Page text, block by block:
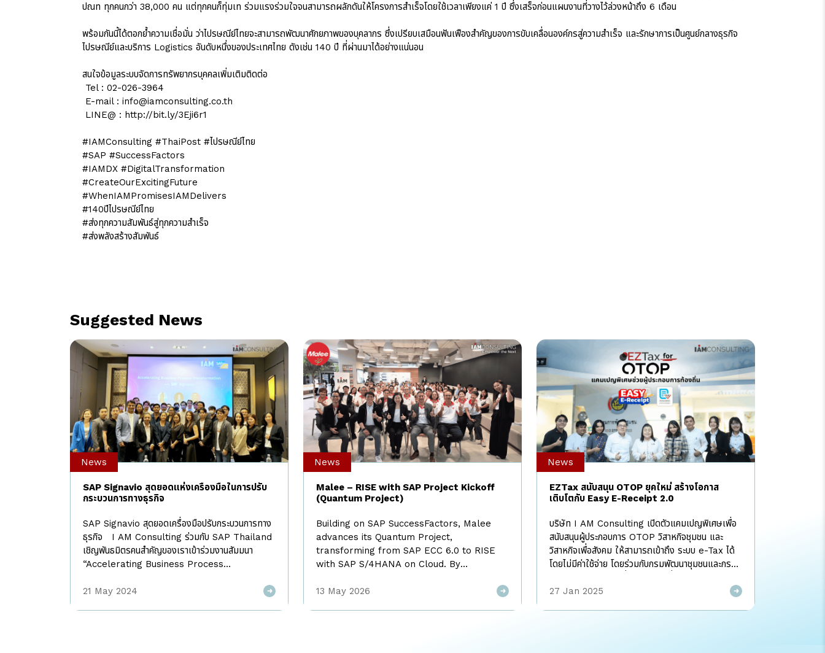
ปณท ทุกคนกว่า 38,000 คน แต่ทุกคนก็ทุ่มเท ร่วมแรงร่วมใจจนสามารถผลักดันให้โครงการสำเร็จโดยใช้เวลาเพียงแค่ 1 ปี ซึ่งเสร็จก่อนแผนงานที่วางไว้ล่วงหน้าถึง 6 เดือน
พร้อมกันนี้ได้ตอกย้ำความเชื่อมั่น ว่าไปรษณีย์ไทยจะสามารถพัฒนาศักยภาพของบุคลากร ซึ่งเปรียบเสมือนฟันเฟืองสำคัญของการขับเคลื่อนองค์กรสู่ความสำเร็จ และรักษาการเป็นศูนย์กลางธุรกิจ
ไปรษณีย์และบริการ Logistics อันดับหนึ่งของประเทศไทย ดังเช่น 140 ปี ที่ผ่านมาได้อย่างแน่นอน
สนใจข้อมูลระบบจัดการทรัพยากรบุคคลเพิ่มเติมติดต่อ
Tel : 02-026-3964
E-mail : info@iamconsulting.co.th
LINE@ : http://bit.ly/3Eji6r1
#IAMConsulting #ThaiPost #ไปรษณีย์ไทย
#SAP #SuccessFactors
#IAMDX #DigitalTransformation
#CreateOurExcitingFuture
#WhenIAMPromisesIAMDelivers
#140ปีไปรษณีย์ไทย
#ส่งทุกความสัมพันธ์สู่ทุกความสำเร็จ
#ส่งพลังสร้างสัมพันธ์
Suggested News
SAP Signavio สุดยอดแห่งเครื่องมือในการปรับ
กระบวนการทางธุรกิจ
SAP Signavio สุดยอดเครื่องมือปรับกระบวนการทาง
ธุรกิจ I AM Consulting ร่วมกับ SAP Thailand
เชิญพันธมิตรคนสำคัญของเราเข้าร่วมงานสัมมนา
“Accelerating Business Process
รู้จักกับสุดยอดแห่งเครื่องมือในการปรับกระบวนการทาง
News
21 May 2024
Malee – RISE with SAP Project Kickoff
(Quantum Project)
Building on SAP SuccessFactors, Malee
advances its Quantum Project,
transforming from SAP ECC 6.0 to RISE
with SAP S/4HANA on Cloud. By
transformation unlocks operational
News
13 May 2026
EZTax สนับสนุน OTOP ยุคใหม่ สร้างโอกาส
เติบโตกับ Easy E-Receipt 2.0
บริษัท I AM Consulting เปิดตัวแคมเปญพิเศษเพื่อ
สนับสนุนผู้ประกอบการ OTOP วิสาหกิจชุมชน และ
วิสาหกิจเพื่อสังคม ให้สามารถเข้าถึง ระบบ e-Tax ได้
โดยไม่มีค่าใช้จ่าย โดยร่วมกับกรมพัฒนาชุมชนและกรม
Easy E-Receipt 2.0 และการใช้งานระบบ e-Tax
News
27 Jan 2025